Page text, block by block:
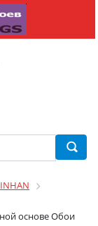
основе Обои